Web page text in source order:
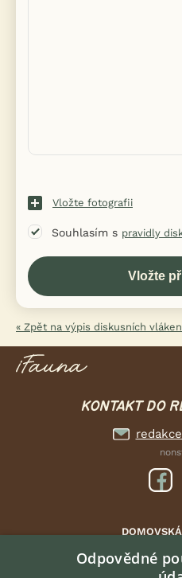
Vložte fotografii
Souhlasím s pravidly
« Zpět na výpis diskusních vláken
KONTAKT DO
Odpovědné